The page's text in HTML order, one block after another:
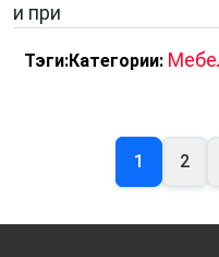
и при
Тэги:Категории:
1 2